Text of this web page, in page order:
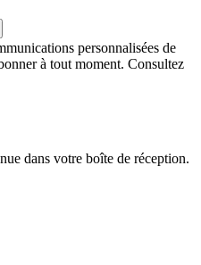
personnalisées de
à tout moment. Consultez
dans votre boîte de réception.